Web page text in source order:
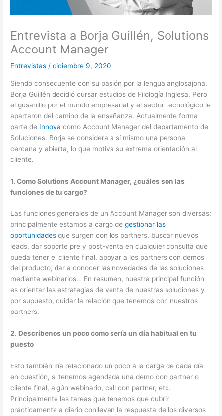
Entrevista a Borja Guillén, Solutions
Account Manager
Entrevistas /diciembre 9, 2020
Siendo consecuente con su pasión por la lengua anglosajona,
Borja Guillén decidió cursar estudios de Filología Inglesa. Pero
el gusanillo por el mundo empresarial y el sector tecnológico le
apartaron del camino de la enseñanza. Actualmente forma
parte de Innova como Account Manager del departamento de
Soluciones. Borja se considera a sí mismo una persona
cercana y abierta, lo que motiva su extrema orientación al
cliente.
1. Como Solutions Account Manager, ¿cuáles son las
funciones de tu cargo?
Las funciones generales de un Account Manager son diversas;
principalmente estamos a cargo degestionar las
oportunidades que surgen con los partners, buscar nuevos
leads, dar soporte pre y post-venta en cualquier consulta que
pueda tener el cliente final, apoyar a los partners con demos
del producto, dar a conocer las novedades de las soluciones
mediante webinarios… En resumen, nuestra principal función
es orientar las estrategias de venta de nuestras soluciones y
por supuesto, cuidar la relación que tenemos con nuestros
partners.
2. Descríbenos un poco como sería un día habitual en tu
puesto
Esto también iría relacionado un poco a la carga de cada día
en cuestión, si tenemos agendada una demo con partner o
cliente final, algún webinario, call con partner, etc.
Principalmente las tareas que tenemos que cubrir
prácticamente a diario conllevan la respuesta de los diversos